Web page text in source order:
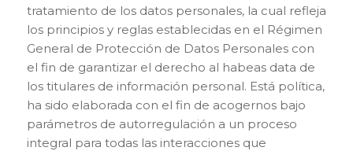
tratamiento de los datos personales, la cual refleja
los principios y reglas establecidas en el Régimen
General de Protección de Datos Personales con
el fin de garantizar el derecho al habeas data de
los titulares de información personal. Está política,
ha sido elaborada con el fin de acogernos bajo
parámetros de autorregulación a un proceso
integral para todas las interacciones que